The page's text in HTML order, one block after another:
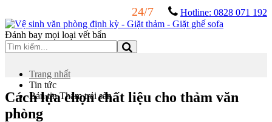
24/7 Hotline: 0828 071 192
Đánh bay mọi loại vết bẩn
Trang nhất
Tin tức
Bản tin Thảm trải sàn
Cách lựa chọn chất liệu cho thảm văn
phòng